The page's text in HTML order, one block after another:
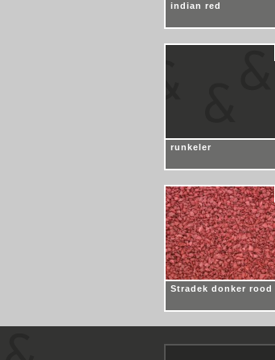
indian red
runkeler
Stradek donker rood